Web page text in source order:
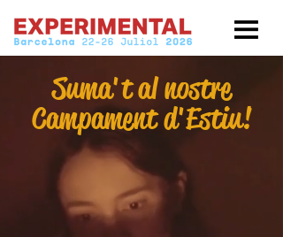
Suma't al nostre
Campament d'Estiu!